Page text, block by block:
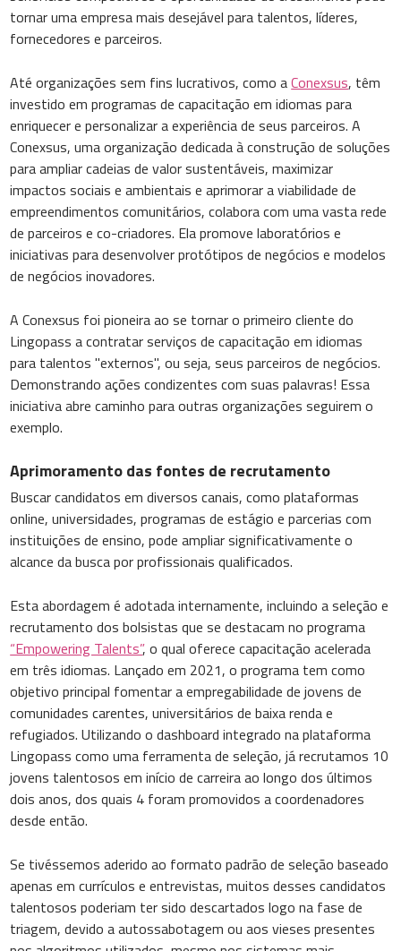
tornar uma empresa mais desejável para talentos, líderes,
fornecedores e parceiros.
Até organizações sem fins lucrativos, como aConexsus, têm
investido em programas de capacitação em idiomas para
enriquecer e personalizar a experiência de seus parceiros. A
Conexsus, uma organização dedicada à construção de soluções
para ampliar cadeias de valor sustentáveis, maximizar
impactos sociais e ambientais e aprimorar a viabilidade de
empreendimentos comunitários, colabora com uma vasta rede
de parceiros e co-criadores. Ela promove laboratórios e
iniciativas para desenvolver protótipos de negócios e modelos
de negócios inovadores.
A Conexsus foi pioneira ao se tornar o primeiro cliente do
Lingopass a contratar serviços de capacitação em idiomas
para talentos "externos", ou seja, seus parceiros de negócios.
Demonstrando ações condizentes com suas palavras! Essa
iniciativa abre caminho para outras organizações seguirem o
exemplo.
Aprimoramento das fontes de recrutamento
Buscar candidatos em diversos canais, como plataformas
online, universidades, programas de estágio e parcerias com
instituições de ensino, pode ampliar significativamente o
alcance da busca por profissionais qualificados.
Esta abordagem é adotada internamente, incluindo a seleção e
recrutamento dos bolsistas que se destacam no programa
“Empowering Talents”, o qual oferece capacitação acelerada
em três idiomas. Lançado em 2021, o programa tem como
objetivo principal fomentar a empregabilidade de jovens de
comunidades carentes, universitários de baixa renda e
refugiados. Utilizando o dashboard integrado na plataforma
Lingopass como uma ferramenta de seleção, já recrutamos 10
jovens talentosos em início de carreira ao longo dos últimos
dois anos, dos quais 4 foram promovidos a coordenadores
desde então.
Se tivéssemos aderido ao formato padrão de seleção baseado
apenas em currículos e entrevistas, muitos desses candidatos
talentosos poderiam ter sido descartados logo na fase de
triagem, devido a autossabotagem ou aos vieses presentes